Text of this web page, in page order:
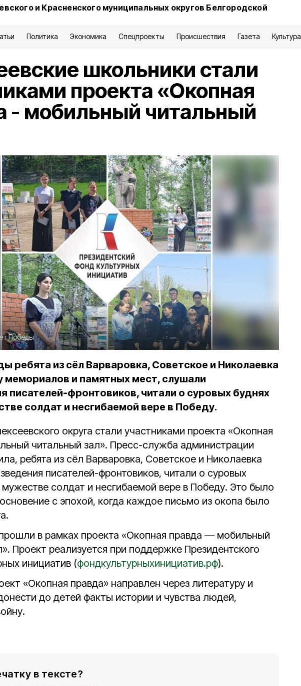
и Красненского муниципальных округов Белгородской
Политика Экономика Спецпроекты Происшествия Газета Культура
школьники стали
проекта «Окопная
- мобильный читальный
Победы
ребята из сёл Варваровка, Советское и Николаевка
мемориалов и памятных мест, слушали
писателей-фронтовиков, читали о суровых буднях
солдат и несгибаемой вере в Победу.
округа стали участниками проекта «Окопная
читальный зал». Пресс-служба администрации
ребята из сёл Варваровка, Советское и Николаевка
писателей-фронтовиков, читали о суровых
мужестве солдат и несгибаемой вере в Победу. Это было
с эпохой, когда каждое письмо из окопа было
в рамках проекта «Окопная правда — мобильный
Проект реализуется при поддержке Президентского
инициатив (фондкультурныхинициатив.рф).
«Окопная правда» направлен через литературу и
до детей факты истории и чувства людей,
в тексте?